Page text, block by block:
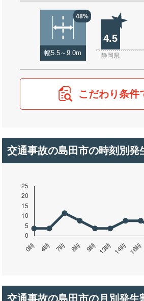
48%
幅5.5～9.0m
4.5
静岡県
こだわり条件
交通事故の島田市の時刻別発
交通事故の島田市の月別発生